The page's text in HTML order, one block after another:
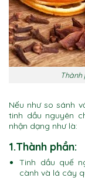
Thành
Nếu như so sánh
tinh dầu nguyên
nhận dạng như là:
1.Thành phần:
Tinh dầu quế
cành và lá cây